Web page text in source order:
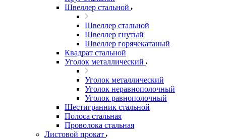
Швеллер стальной
Швеллер стальной
Швеллер гнутый
Швеллер горячекатаный
Квадрат стальной
Уголок металлический
Уголок металлический
Уголок неравнополочный
Уголок равнополочный
Шестигранник стальной
Полоса стальная
Проволока стальная
Листовой прокат